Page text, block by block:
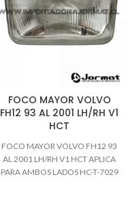
FOCO MAYOR VOLVO
FH12 93 AL 2001 LH/RH V1
HCT
FOCO MAYOR VOLVO FH12 93
AL 2001 LH/RH V1 HCT APLICA
PARA AMBOS LADOS HC-T-7029